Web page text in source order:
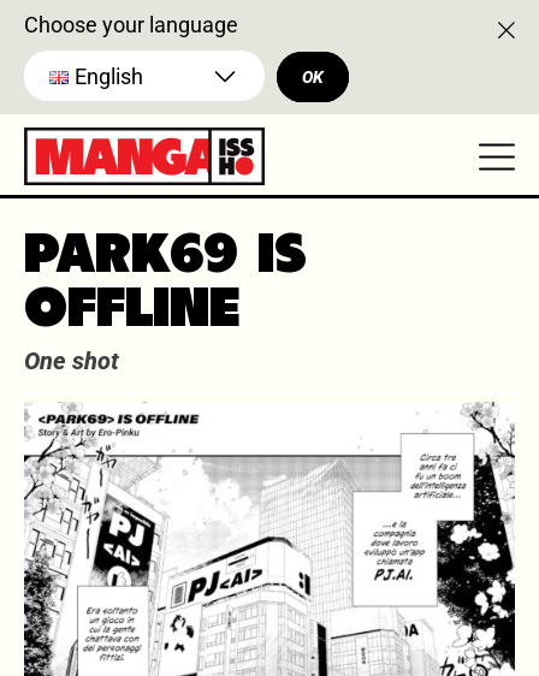
Choose your language
English OK
PARK69 IS
OFFLINE
One shot